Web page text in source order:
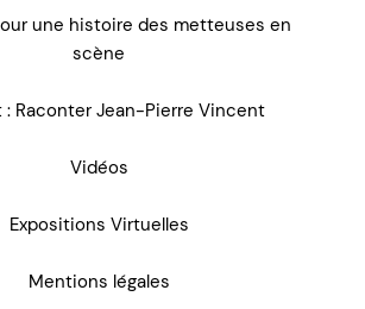
une histoire des metteuses en
scène
: Raconter Jean-Pierre Vincent
Vidéos
Expositions Virtuelles
Mentions légales